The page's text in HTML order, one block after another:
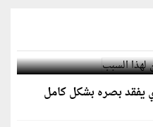
لهذا السبب
يفقد بصره بشكل كامل